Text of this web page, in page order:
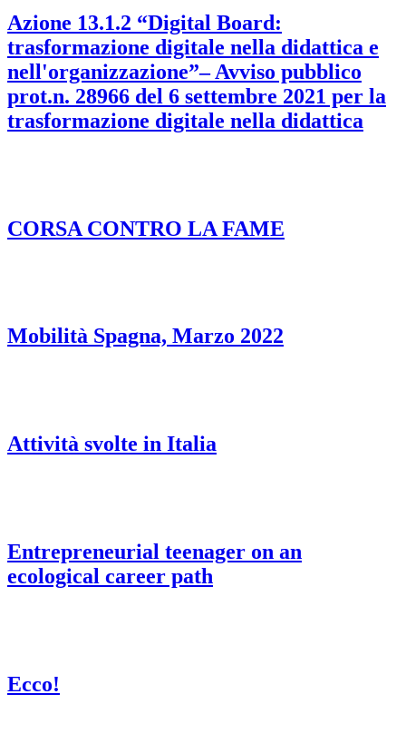
Azione 13.1.2 “Digital Board:
trasformazione digitale nella didattica e
nell'organizzazione”– Avviso pubblico
prot.n. 28966 del 6 settembre 2021 per la
trasformazione digitale nella didattica
CORSA CONTRO LA FAME
Mobilità Spagna, Marzo 2022
Attività svolte in Italia
Entrepreneurial teenager on an
ecological career path
Ecco!